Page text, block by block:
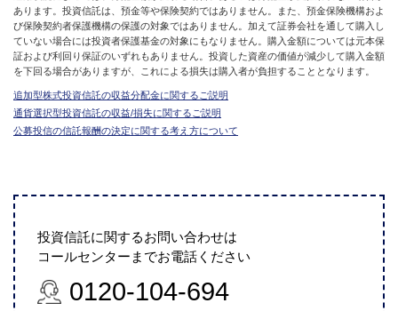
あります。投資信託は、預金等や保険契約ではありません。また、預金保険機構およ
び保険契約者保護機構の保護の対象ではありません。加えて証券会社を通して購入し
ていない場合には投資者保護基金の対象にもなりません。購入金額については元本保
証および利回り保証のいずれもありません。投資した資産の価値が減少して購入金額
を下回る場合がありますが、これによる損失は購入者が負担することとなります。
追加型株式投資信託の収益分配金に関するご説明
通貨選択型投資信託の収益/損失に関するご説明
公募投信の信託報酬の決定に関する考え方について
投資信託に関するお問い合わせは
コールセンターまでお電話ください
0120-104-694